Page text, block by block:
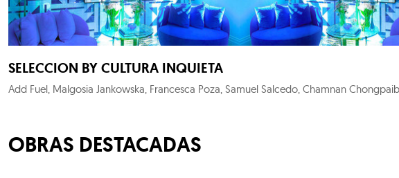
SELECCION BY CULTURA INQUIETA
OBRAS DESTACADAS